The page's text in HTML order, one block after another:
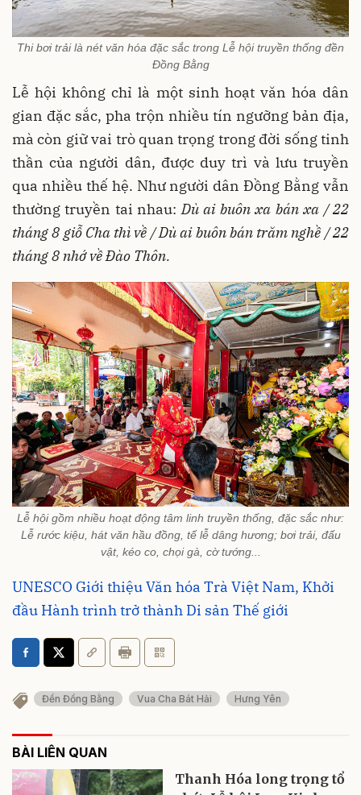
Thi bơi trải là nét văn hóa đặc sắc trong Lễ hội truyền thống đền
Đồng Bằng
Lễ hội không chỉ là một sinh hoạt văn hóa dân
gian đặc sắc, pha trộn nhiều tín ngưỡng bản địa,
mà còn giữ vai trò quan trọng trong đời sống tinh
thần của người dân, được duy trì và lưu truyền
qua nhiều thế hệ. Như người dân Đồng Bằng vẫn
thường truyền tai nhau:Dù ai buôn xa bán xa / 22
tháng 8 giỗ Cha thì về / Dù ai buôn bán trăm nghề / 22
tháng 8 nhớ về Đào Thôn.
Lễ hội gồm nhiều hoạt động tâm linh truyền thống, đặc sắc như:
Lễ rước kiệu, hát văn hầu đồng, tế lễ dâng hương; bơi trải, đấu
vật, kéo co, chọi gà, cờ tướng...
UNESCO Giới thiệu Văn hóa Trà Việt Nam, Khởi
đầu Hành trình trở thành Di sản Thế giới
Đền Đồng Bằng Vua Cha Bát Hải Hưng Yên
BÀI LIÊN QUAN
Thanh Hóa long trọng tổ